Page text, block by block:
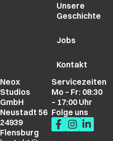
Unsere
Geschichte
Jobs
Kontakt
Neox
Studios
GmbH
Neustadt 56
24939
Flensburg
Servicezeiten
Mo – Fr: 08:30
– 17:00 Uhr
Folge uns